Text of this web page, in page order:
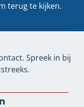
terug te kijken.
Spreek in bij